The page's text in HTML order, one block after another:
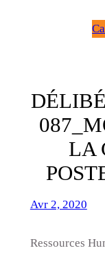
LA
Avr 2, 2020
Ressources